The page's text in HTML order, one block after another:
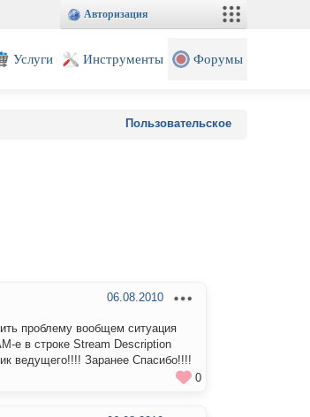
Авторизация
Услуги Инструменты Форумы
Пользовательское
06.08.2010
проблему вообщем ситуация
е в строке Stream Description
ведущего!!!! Заранее Спасибо!!!!
0